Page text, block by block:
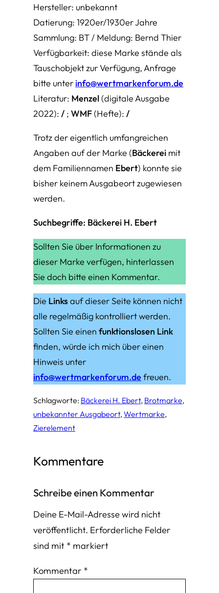
Hersteller: unbekannt
Datierung: 1920er/1930er Jahre
Sammlung: BT / Meldung: Bernd Thier
Verfügbarkeit: diese Marke stände als
Tauschobjekt zur Verfügung, Anfrage
bitte unter info@wertmarkenforum.de
Literatur: Menzel (digitale Ausgabe
2022): / ; WMF (Hefte): /
Trotz der eigentlich umfangreichen
Angaben auf der Marke (Bäckerei mit
dem Familiennamen Ebert) konnte sie
bisher keinem Ausgabeort zugewiesen
werden.
Suchbegriffe: Bäckerei H. Ebert
Sollten Sie über Informationen zu
dieser Marke verfügen, hinterlassen
Sie doch bitte einen Kommentar.
Die Linksauf dieser Seite können nicht
alle regelmäßig kontrolliert werden.
Sollten Sie einen funktionslosen Link
finden, würde ich mich über einen
Hinweis unter
info@wertmarkenforum.de freuen.
Schlagworte: Bäckerei H. Ebert, Brotmarke
unbekannter Ausgabeort, Wertmarke
Zierelement
Kommentare
Schreibe einen Kommentar
Deine E-Mail-Adresse wird nicht
veröffentlicht. Erforderliche Felder
sind mit * markiert
Kommentar *